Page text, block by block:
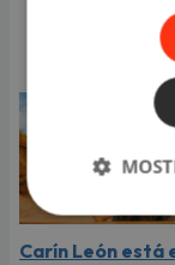
Carín León está